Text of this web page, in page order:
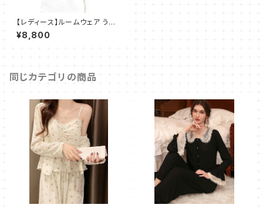
【レディース】ルームウェア うさ
ぎ モコモコ パーカー 部屋着 2
点セット SH508
¥8,800
同じカテゴリの商品